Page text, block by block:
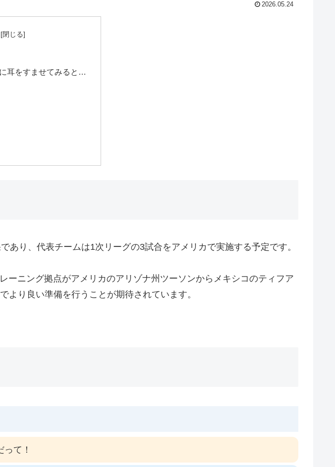
2026.05.24
耳をすませてみると…
り、代表チームは1次リーグの3試合をアメリカで実施する予定です。
ーニング拠点がアメリカのアリゾナ州ツーソンからメキシコのティフア
り良い準備を行うことが期待されています。
て！